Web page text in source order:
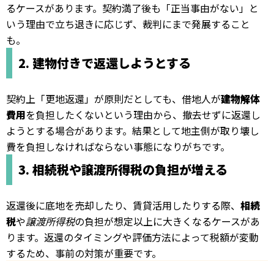
るケースがあります。契約満了後も「正当事由がない」と
いう理由で立ち退きに応じず、裁判にまで発展すること
も。
2. 建物付きで返還しようとする
契約上「更地返還」が原則だとしても、借地人が建物解体
費用を負担したくないという理由から、撤去せずに返還し
ようとする場合があります。結果として地主側が取り壊し
費を負担しなければならない事態になりがちです。
3. 相続税や譲渡所得税の負担が増える
返還後に底地を売却したり、賃貸活用したりする際、 相続
税や譲渡所得税の負担が想定以上に大きくなるケースがあ
ります。返還のタイミングや評価方法によって税額が変動
するため、事前の対策が重要です。